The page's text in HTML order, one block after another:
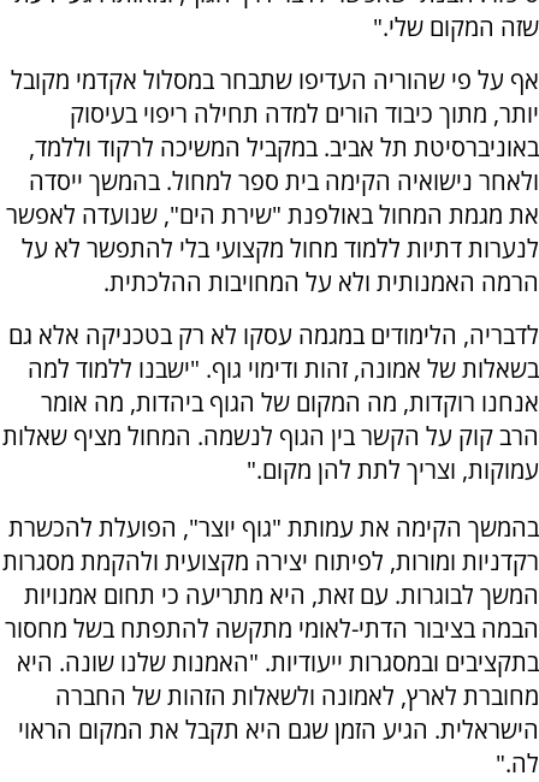
שזה המקום שלי."
אף על פי שהוריה העדיפו שתבחר במסלול אקדמי מקובל
יותר, מתוך כיבוד הורים למדה תחילה ריפוי בעיסוק
באוניברסיטת תל אביב. במקביל המשיכה לרקוד וללמד,
ולאחר נישואיה הקימה בית ספר למחול. בהמשך ייסדה
את מגמת המחול באולפנת "שירת הים", שנועדה לאפשר
לנערות דתיות ללמוד מחול מקצועי בלי להתפשר לא על
הרמה האמנותית ולא על המחויבות ההלכתית.
לדבריה, הלימודים במגמה עסקו לא רק בטכניקה אלא גם
בשאלות של אמונה, זהות ודימוי גוף. "ישבנו ללמוד למה
אנחנו רוקדות, מה המקום של הגוף ביהדות, מה אומר
הרב קוק על הקשר בין הגוף לנשמה. המחול מציף שאלות
עמוקות, וצריך לתת להן מקום."
בהמשך הקימה את עמותת "גוף יוצר", הפועלת להכשרת
רקדניות ומורות, לפיתוח יצירה מקצועית ולהקמת מסגרות
המשך לבוגרות. עם זאת, היא מתריעה כי תחום אמנויות
הבמה בציבור הדתי-לאומי מתקשה להתפתח בשל מחסור
בתקציבים ובמסגרות ייעודיות. "האמנות שלנו שונה. היא
מחוברת לארץ, לאמונה ולשאלות הזהות של החברה
הישראלית. הגיע הזמן שגם היא תקבל את המקום הראוי
לה."